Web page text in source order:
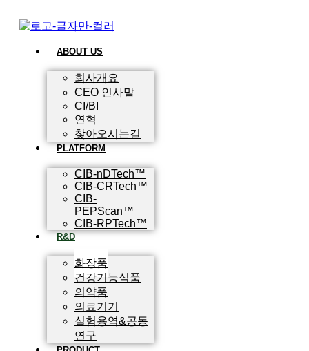
ABOUT US
회사개요
CEO 인사말
CI/BI
연혁
찾아오시는길
PLATFORM
CIB-nDTech™
CIB-CRTech™
CIB-
PEPScan™
CIB-RPTech™
R&D
화장품
건강기능식품
의약품
의료기기
실험용역&공동
연구